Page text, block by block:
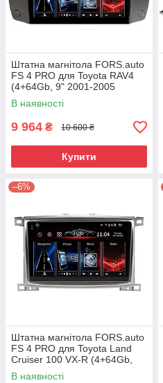
Штатна магнітола FORS.auto
FS 4 PRO для Toyota RAV4
(4+64Gb, 9" 2001-2005
В наявності
9 964 ₴ 10 600 ₴
Купити
–6%
Штатна магнітола FORS.auto
FS 4 PRO для Toyota Land
Cruiser 100 VX-R (4+64Gb,
10") 2003-2007
В наявності